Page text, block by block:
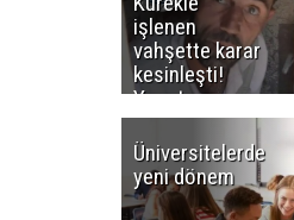
işlenen
vahşette karar
kesinleşti!
Yargıtay
cezaları onadı
Üniversitelerde
yeni dönem